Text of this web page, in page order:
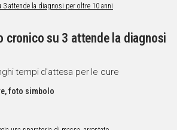
cronico su 3 attende la diagnosi
tempi d'attesa per le cure
foto simbolo